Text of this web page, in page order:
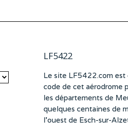
LF5422
Le site LF5422.com est
code de cet aérodrome
les départements de
quelques centaines de
l’ouest de Esch-sur-